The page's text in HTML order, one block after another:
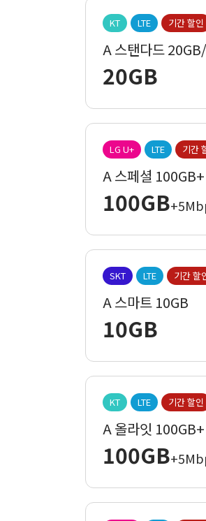
KT LTE 기간 할인
A 스탠다드
20GB
LG U+ LTE 기간
A 스페셜 100GB+
100GB
SKT LTE 기간 할
A 스마트 10GB
10GB
KT LTE 기간 할인
A 올라잇
100GB